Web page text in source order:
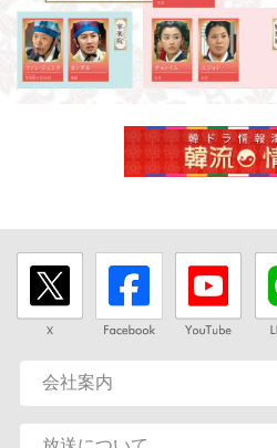
会社案内